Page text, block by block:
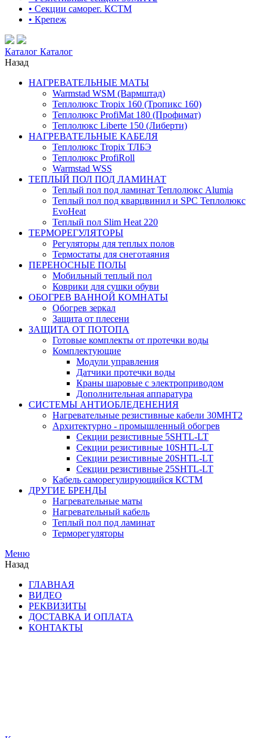
• Секции саморег. КСТМ
• Крепеж
Каталог Каталог
Назад
НАГРЕВАТЕЛЬНЫЕ МАТЫ
Warmstad WSM (Вармштад)
Теплолюкс Tropix 160 (Тропикс 160)
Теплолюкс ProfiMat 180 (Профимат)
Теплолюкс Liberte 150 (Либерти)
НАГРЕВАТЕЛЬНЫЕ КАБЕЛЯ
Теплолюкс Tropix ТЛБЭ
Теплолюкс ProfiRoll
Warmstad WSS
ТЕПЛЫЙ ПОЛ ПОД ЛАМИНАТ
Теплый пол под ламинат Теплолюкс Alumia
Теплый пол под кварцвинил и SPC Теплолюкс
EvoHeat
Теплый пол Slim Heat 220
ТЕРМОРЕГУЛЯТОРЫ
Регуляторы для теплых полов
Термостаты для снеготаяния
ПЕРЕНОСНЫЕ ПОЛЫ
Мобильный теплый пол
Коврики для сушки обуви
ОБОГРЕВ ВАННОЙ КОМНАТЫ
Обогрев зеркал
Защита от плесени
ЗАЩИТА ОТ ПОТОПА
Готовые комплекты от протечки воды
Комплектующие
Модули управления
Датчики протечки воды
Краны шаровые с электроприводом
Дополнительная аппаратура
СИСТЕМЫ АНТИОБЛЕДЕНЕНИЯ
Нагревательные резистивные кабели 30МНТ2
Архитектурно - промышленный обогрев
Секции резистивные 5SHTL-LT
Секции резистивные 10SHTL-LT
Секции резистивные 20SHTL-LT
Секции резистивные 25SHTL-LT
Кабель саморегулирующийся КСТМ
ДРУГИЕ БРЕНДЫ
Нагревательные маты
Нагревательный кабель
Теплый пол под ламинат
Терморегуляторы
Меню
Назад
ГЛАВНАЯ
ВИДЕО
РЕКВИЗИТЫ
ДОСТАВКА И ОПЛАТА
КОНТАКТЫ